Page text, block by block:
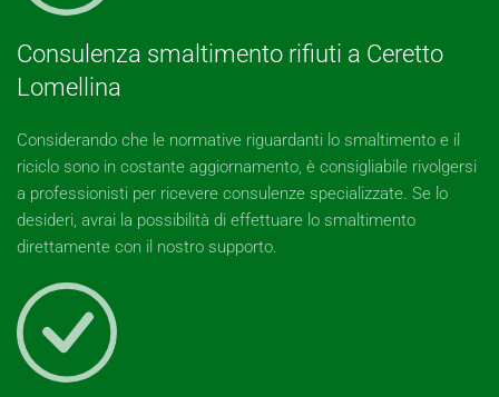
Consulenza smaltimento rifiuti a Ceretto
Lomellina
Considerando che le normative riguardanti lo smaltimento e il
riciclo sono in costante aggiornamento, è consigliabile rivolgersi
a professionisti per ricevere consulenze specializzate. Se lo
desideri, avrai la possibilità di effettuare lo smaltimento
direttamente con il nostro supporto.